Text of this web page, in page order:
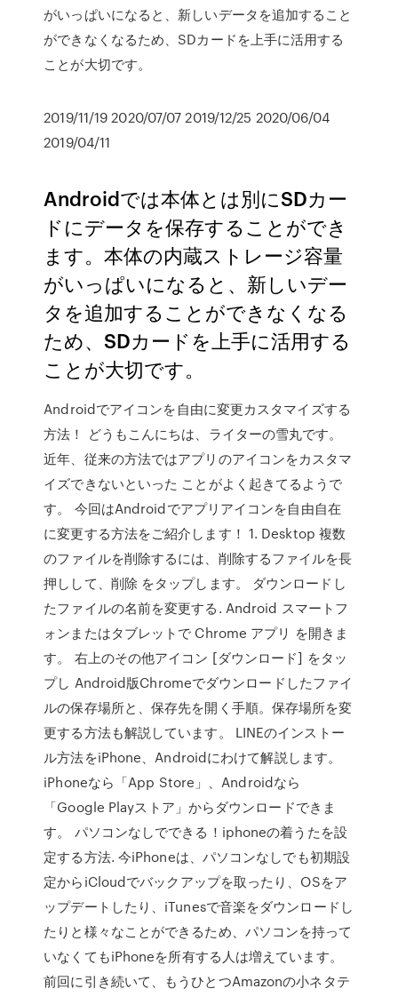
がいっぱいになると、新しいデータを追加すること
ができなくなるため、SDカードを上手に活用する
ことが大切です。
2019/11/19 2020/07/07 2019/12/25 2020/06/04
2019/04/11
Androidでは本体とは別にSDカー
ドにデータを保存することができ
ます。本体の内蔵ストレージ容量
がいっぱいになると、新しいデー
タを追加することができなくなる
ため、SDカードを上手に活用する
ことが大切です。
Androidでアイコンを自由に変更カスタマイズする
方法！ どうもこんにちは、ライターの雪丸です。
近年、従来の方法ではアプリのアイコンをカスタマ
イズできないといった ことがよく起きてるようで
す。 今回はAndroidでアプリアイコンを自由自在
に変更する方法をご紹介します！ 1. Desktop 複数
のファイルを削除するには、削除するファイルを長
押しして、削除 をタップします。 ダウンロードし
たファイルの名前を変更する. Android スマートフ
ォンまたはタブレットで Chrome アプリ を開きま
す。 右上のその他アイコン [ダウンロード] をタッ
プし Android版Chromeでダウンロードしたファイ
ルの保存場所と、保存先を開く手順。保存場所を変
更する方法も解説しています。 LINEのインストー
ル方法をiPhone、Androidにわけて解説します。
iPhoneなら「App Store」、Androidなら
「Google Playストア」からダウンロードできま
す。 パソコンなしでできる！iphoneの着うたを設
定する方法. 今iPhoneは、パソコンなしでも初期設
定からiCloudでバックアップを取ったり、OSをア
ップデートしたり、iTunesで音楽をダウンロードし
たりと様々なことができるため、パソコンを持って
いなくてもiPhoneを所有する人は増えています。
前回に引き続いて、もうひとつAmazonの小ネタテ